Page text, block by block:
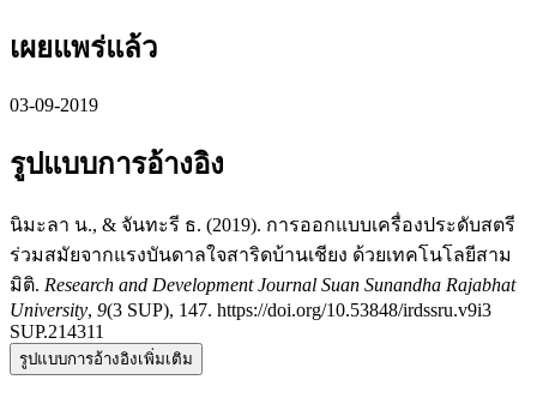
เผยแพร่แล้ว
03-09-2019
รูปแบบการอ้างอิง
นิมะลา น., & จันทะรี ธ. (2019). การออกแบบเครื่องประดับสตรี
ร่วมสมัยจากแรงบันดาลใจสาริดบ้านเชียง ด้วยเทคโนโลยีสาม
มิติ. Research and Development Journal Suan Sunandha Rajabhat
University, 9(3 SUP), 147. https://doi.org/10.53848/irdssru.v9i3
SUP.214311
รูปแบบการอ้างอิงเพิ่มเติม